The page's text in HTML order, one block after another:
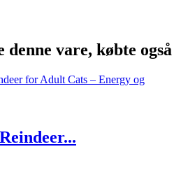
vare, købte også